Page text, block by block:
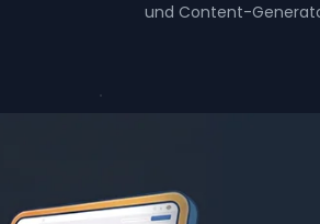
und Content-